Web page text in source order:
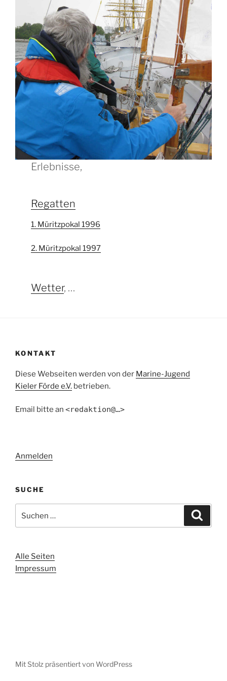
Erlebnisse,
Regatten
1. Müritzpokal 1996
2. Müritzpokal 1997
Wetter, …
KONTAKT
Diese Webseiten werden von der Marine-Jugend
Kieler Förde e.V. betrieben.
Email bitte an <redaktion@…>
Anmelden
SUCHE
nach:
Alle Seiten
Impressum
Mit Stolz präsentiert von WordPress